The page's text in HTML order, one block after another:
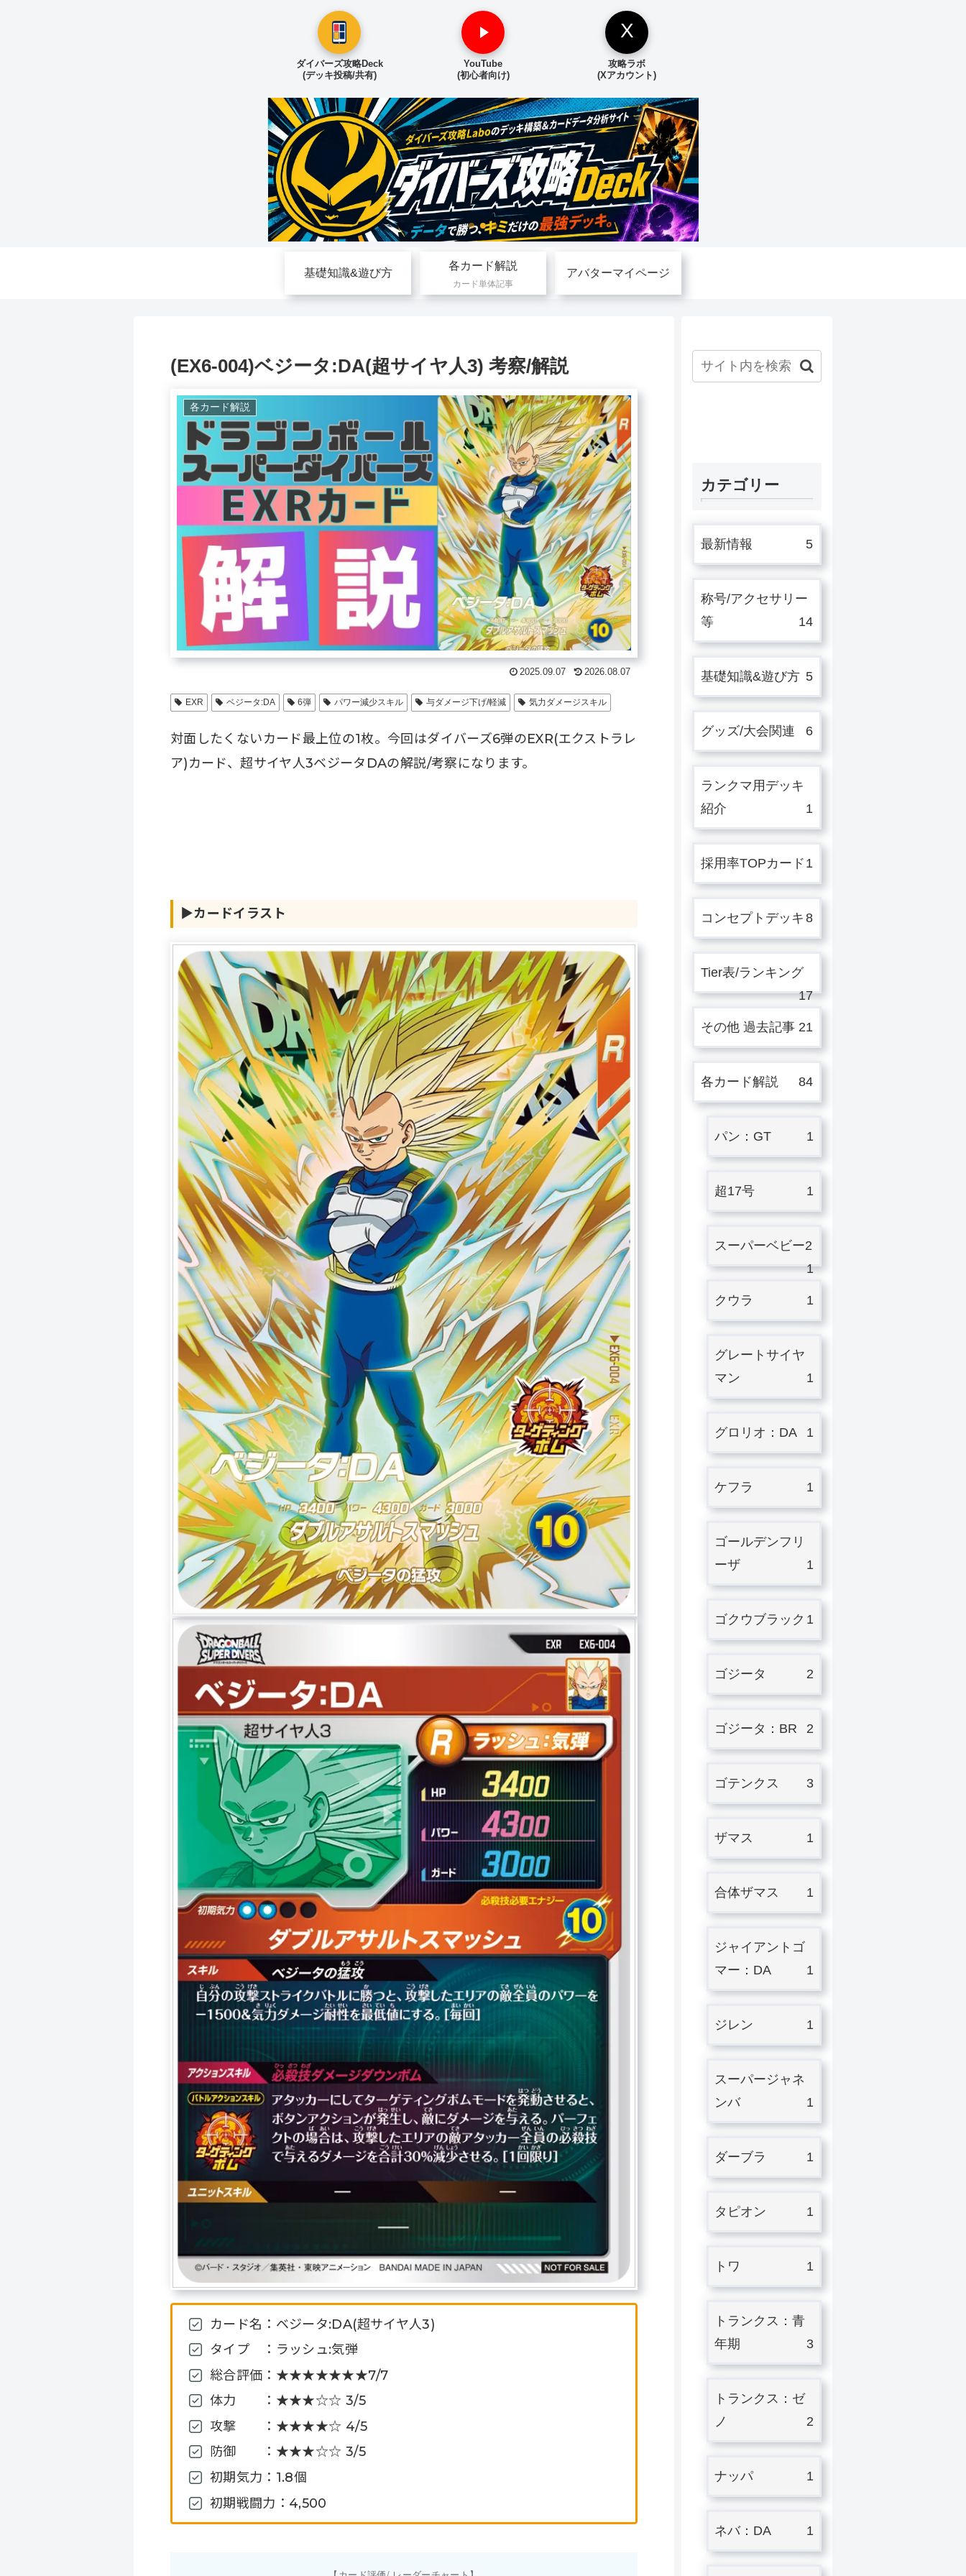
ダイバーズ攻略Deck
(デッキ投稿/共有)
YouTube
(初心者向け)
X
攻略ラボ
(Xアカウント)
基礎知識&遊び方
各カード解説
カード単体記事
アバターマイページ
(EX6-004)ベジータ:DA(超サイヤ人3) 考察/解説
各カード解説
2025.09.07 2026.08.07
EXR ベジータ:DA 6弾 パワー減少スキル 与ダメージ下げ/軽減 気力ダメージスキル
対面したくないカード最上位の1枚。今回はダイバーズ6弾のEXR(エクストラレ
ア)カード、超サイヤ人3ベジータDAの解説/考察になります。
▶︎カードイラスト
カード名：ベジータ:DA(超サイヤ人3)
タイプ ：ラッシュ:気弾
総合評価：★★★★★★★7/7
体力 ：★★★☆☆ 3/5
攻撃 ：★★★★☆ 4/5
防御 ：★★★☆☆ 3/5
初期気力：1.8個
初期戦闘力：4,500
カテゴリー
最新情報 5
称号/アクセサリー
等
14
基礎知識&遊び方 5
グッズ/大会関連 6
ランクマ用デッキ
紹介
1
採用率TOPカード 1
コンセプトデッキ 8
Tier表/ランキング
17
その他 過去記事 21
各カード解説 84
パン：GT 1
超17号 1
スーパーベビー2
1
クウラ 1
グレートサイヤ
マン
1
グロリオ：DA 1
ケフラ 1
ゴールデンフリ
ーザ
1
ゴクウブラック 1
ゴジータ 2
ゴジータ：BR 2
ゴテンクス 3
ザマス 1
合体ザマス 1
ジャイアントゴ
マー：DA
1
ジレン 1
スーパージャネ
ンバ
1
ダーブラ 1
タピオン 1
トワ 1
トランクス：青
年期
3
トランクス：ゼ
ノ
2
ナッパ 1
ネバ：DA 1